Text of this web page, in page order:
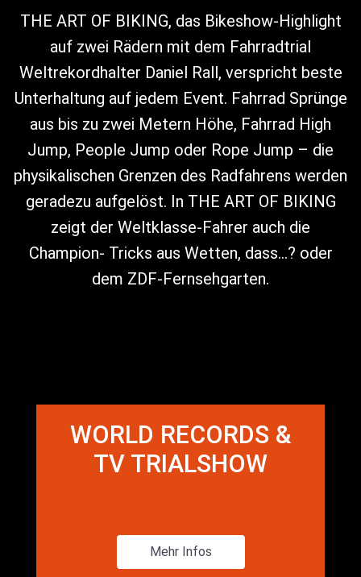
THE ART OF BIKING, das Bikeshow-Highlight
auf zwei Rädern mit dem Fahrradtrial
Weltrekordhalter Daniel Rall, verspricht beste
Unterhaltung auf jedem Event. Fahrrad Sprünge
aus bis zu zwei Metern Höhe, Fahrrad High
Jump, People Jump oder Rope Jump – die
physikalischen Grenzen des Radfahrens werden
geradezu aufgelöst. In THE ART OF BIKING
zeigt der Weltklasse-Fahrer auch die
Champion- Tricks aus Wetten, dass…? oder
dem ZDF-Fernsehgarten.
WORLD RECORDS &
TV TRIALSHOW
Mehr Infos